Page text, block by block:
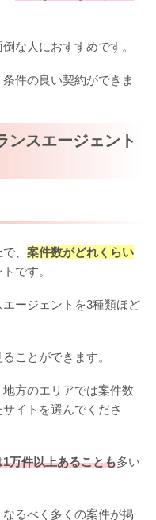
な人におすすめです。
件の良い契約ができま
ンスエージェント
、 案件数がどれくらい
です。
ージェントを3種類ほど
ことができます。
方のエリアでは案件数
イトを選んでくださ
万件以上あることも多い
るべく多くの案件が掲